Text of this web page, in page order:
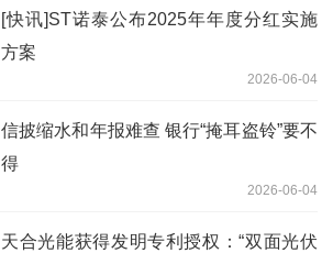
[快讯]ST诺泰公布2025年年度分红实施
方案
2026-06-04
信披缩水和年报难查 银行“掩耳盗铃”要不
得
2026-06-04
天合光能获得发明专利授权：“双面光伏